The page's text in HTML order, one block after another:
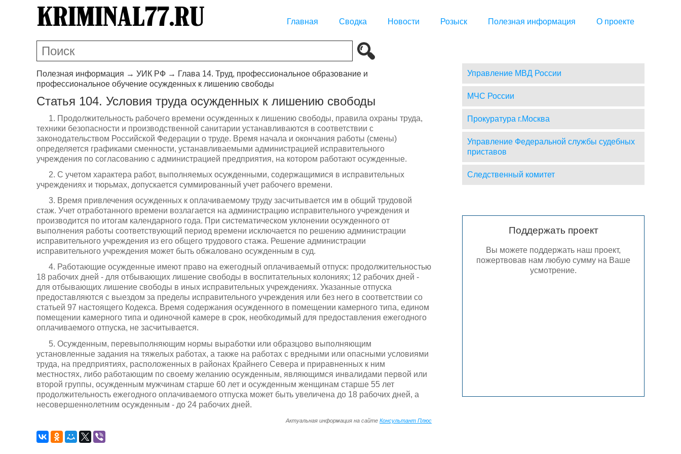
Главная Сводка Новости Розыск Полезная информация О проекте
Полезная информация → УИК РФ → Глава 14. Труд, профессиональное образование и
профессиональное обучение осужденных к лишению свободы
Статья 104. Условия труда осужденных к лишению свободы
1. Продолжительность рабочего времени осужденных к лишению свободы, правила охраны труда,
техники безопасности и производственной санитарии устанавливаются в соответствии с
законодательством Российской Федерации о труде. Время начала и окончания работы (смены)
определяется графиками сменности, устанавливаемыми администрацией исправительного
учреждения по согласованию с администрацией предприятия, на котором работают осужденные.
2. С учетом характера работ, выполняемых осужденными, содержащимися в исправительных
учреждениях и тюрьмах, допускается суммированный учет рабочего времени.
3. Время привлечения осужденных к оплачиваемому труду засчитывается им в общий трудовой
стаж. Учет отработанного времени возлагается на администрацию исправительного учреждения и
производится по итогам календарного года. При систематическом уклонении осужденного от
выполнения работы соответствующий период времени исключается по решению администрации
исправительного учреждения из его общего трудового стажа. Решение администрации
исправительного учреждения может быть обжаловано осужденным в суд.
4. Работающие осужденные имеют право на ежегодный оплачиваемый отпуск: продолжительностью
18 рабочих дней - для отбывающих лишение свободы в воспитательных колониях; 12 рабочих дней -
для отбывающих лишение свободы в иных исправительных учреждениях. Указанные отпуска
предоставляются с выездом за пределы исправительного учреждения или без него в соответствии со
статьей 97 настоящего Кодекса. Время содержания осужденного в помещении камерного типа, едином
помещении камерного типа и одиночной камере в срок, необходимый для предоставления ежегодного
оплачиваемого отпуска, не засчитывается.
5. Осужденным, перевыполняющим нормы выработки или образцово выполняющим
установленные задания на тяжелых работах, а также на работах с вредными или опасными условиями
труда, на предприятиях, расположенных в районах Крайнего Севера и приравненных к ним
местностях, либо работающим по своему желанию осужденным, являющимся инвалидами первой или
второй группы, осужденным мужчинам старше 60 лет и осужденным женщинам старше 55 лет
продолжительность ежегодного оплачиваемого отпуска может быть увеличена до 18 рабочих дней, а
несовершеннолетним осужденным - до 24 рабочих дней.
Актуальная информация на сайте Консультант Плюс
Управление МВД России
МЧС России
Прокуратура г.Москва
Управление Федеральной службы судебных
приставов
Следственный комитет
Поддержать проект
Вы можете поддержать наш проект,
пожертвовав нам любую сумму на Ваше
усмотрение.